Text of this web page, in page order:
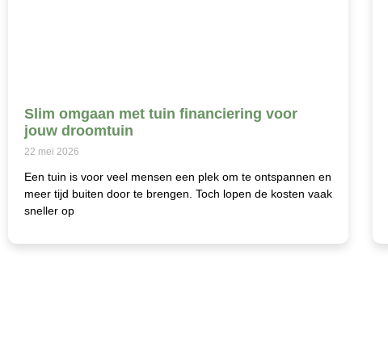
Slim omgaan met tuin financiering voor
jouw droomtuin
22 mei 2026
Een tuin is voor veel mensen een plek om te ontspannen en
meer tijd buiten door te brengen. Toch lopen de kosten vaak
sneller op